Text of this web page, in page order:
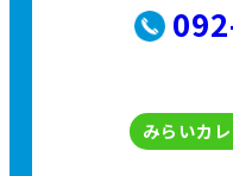
みらいカ